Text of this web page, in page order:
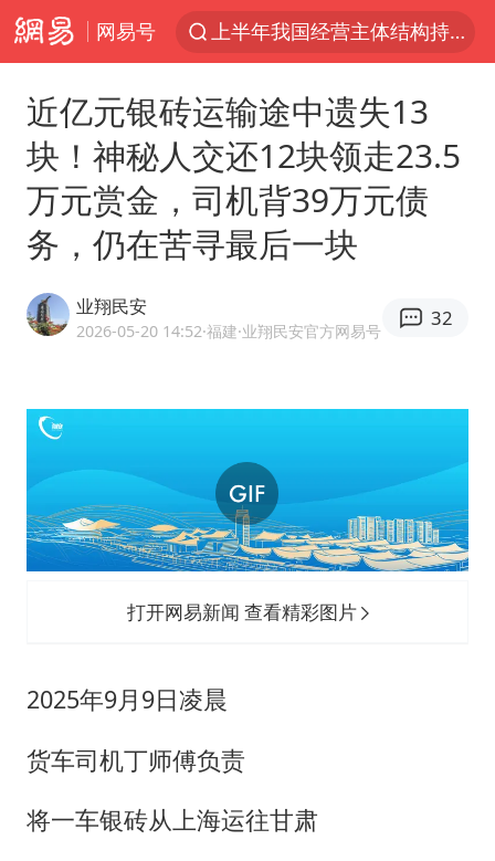
网易号
上半年我国经营主体结构持续优化
俄称边境州遭乌大规模袭击已致13伤
杭州机场已取消航班388架次
白海豚北上或致京津冀暴雨
美将每月供乌爱国者拦截导弹
新疆一婚礼线上邀请引热议
《龙餐馆》 冲奖
上门女婿出轨女邻居多年被判重婚罪
近亿元银砖运输途中遗失13
块！神秘人交还12块领走23.5
万元赏金，司机背39万元债
务，仍在苦寻最后一块
业翔民安
2026-05-20 14:52·福建·业翔民安官方网易号
32
打开网易新闻 查看精彩图片
2025年9月9日凌晨
货车司机丁师傅负责
将一车银砖从上海运往甘肃